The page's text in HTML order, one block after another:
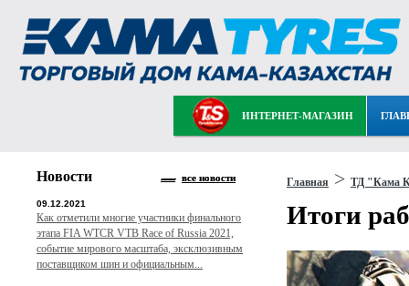
ИНТЕРНЕТ-МАГАЗИН
Главная > ТД "Кама
Итоги
Новости все новости
09.12.2021
Как отметили многие участники финального
этапа FIA WTCR VTB Race of Russia 2021,
событие мирового масштаба, эксклюзивным
поставщиком шин и официальным...